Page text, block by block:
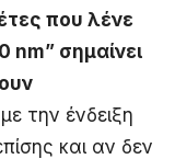
που λένε
nm” σημαίνει
την ένδειξη
και αν δεν